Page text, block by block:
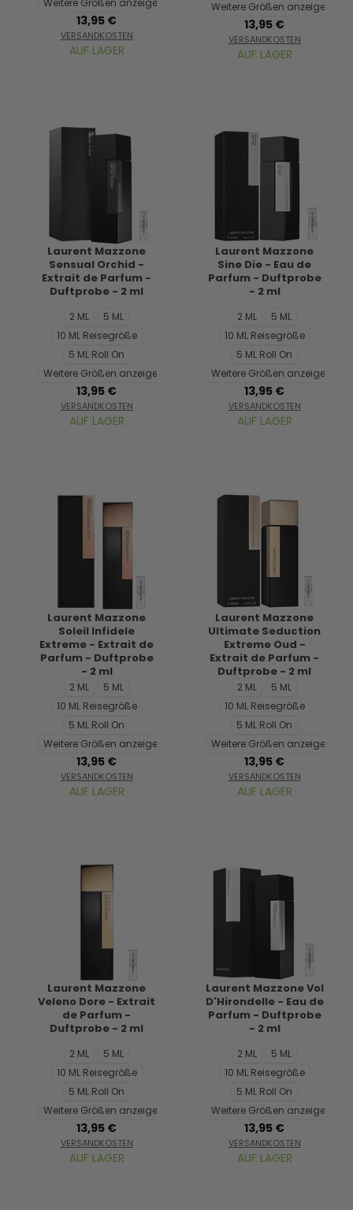
Weitere Größen anzeigen...
13,95 €
VERSANDKOSTEN
AUF LAGER
Weitere Größen anzeigen...
13,95 €
VERSANDKOSTEN
AUF LAGER
Laurent Mazzone
Sensual Orchid -
Extrait de Parfum -
Duftprobe - 2 ml
2 ML
5 ML
10 ML Reisegröße
5 ML Roll On
Weitere Größen anzeigen...
13,95 €
VERSANDKOSTEN
AUF LAGER
Laurent Mazzone
Sine Die - Eau de
Parfum - Duftprobe
- 2 ml
2 ML
5 ML
10 ML Reisegröße
5 ML Roll On
Weitere Größen anzeigen...
13,95 €
VERSANDKOSTEN
AUF LAGER
Laurent Mazzone
Soleil Infidele
Extreme - Extrait de
Parfum - Duftprobe
- 2 ml
2 ML
5 ML
10 ML Reisegröße
5 ML Roll On
Weitere Größen anzeigen...
13,95 €
VERSANDKOSTEN
AUF LAGER
Laurent Mazzone
Ultimate Seduction
Extreme Oud -
Extrait de Parfum -
Duftprobe - 2 ml
2 ML
5 ML
10 ML Reisegröße
5 ML Roll On
Weitere Größen anzeigen...
13,95 €
VERSANDKOSTEN
AUF LAGER
Laurent Mazzone
Veleno Dore - Extrait
de Parfum -
Duftprobe - 2 ml
2 ML
5 ML
10 ML Reisegröße
5 ML Roll On
Weitere Größen anzeigen...
13,95 €
VERSANDKOSTEN
AUF LAGER
Laurent Mazzone Vol
D'Hirondelle - Eau de
Parfum - Duftprobe
- 2 ml
2 ML
5 ML
10 ML Reisegröße
5 ML Roll On
Weitere Größen anzeigen...
13,95 €
VERSANDKOSTEN
AUF LAGER